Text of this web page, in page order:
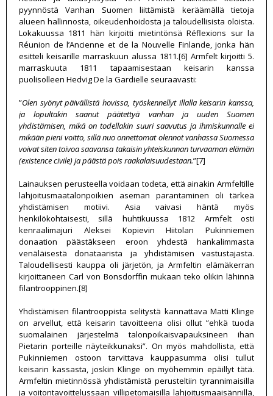
pyynnöstä Vanhan Suomen liittämistä keräämällä tietoja
alueen hallinnosta, oikeudenhoidosta ja taloudellisista oloista.
Lokakuussa 1811 hän kirjoitti mietintönsä Réflexions sur la
Réunion de l’Ancienne et de la Nouvelle Finlande, jonka hän
esitteli keisarille marraskuun alussa 1811.[6] Armfelt kirjoitti 5.
marraskuuta 1811 tapaamisestaan keisarin kanssa
puolisolleen Hedvig De la Gardielle seuraavasti:
”Olen syönyt päivällistä hovissa, työskennellyt illalla keisarin kanssa,
ja lopultakin saanut päätettyä vanhan ja uuden Suomen
yhdistämisen, mikä on todellakin suuri saavutus ja ihmiskunnalle ei
mikään pieni voitto, sillä nuo onnettomat olennot vanhassa Suomessa
voivat siten toivoa saavansa takaisin yhteiskunnan turvaaman elämän
(existence civile) ja päästä pois raakalaisuudestaan.”[7]
Lainauksen perusteella voidaan todeta, että ainakin Armfeltille
lahjoitusmaatalonpoikien aseman parantaminen oli tärkeä
yhdistämisen motiivi. Asia vaivasi häntä myös
henkilökohtaisesti, sillä huhtikuussa 1812 Armfelt osti
kenraalimajuri Aleksei Kopievin Hiitolan Pukinniemen
donaation päästäkseen eroon yhdestä hankalimmasta
venäläisestä donataarista ja yhdistämisen vastustajasta.
Taloudellisesti kauppa oli järjetön, ja Armfeltin elämäkerran
kirjoittaneen Carl von Bonsdorffin mukaan teko olikin lähinnä
filantrooppinen.[8]
Yhdistämisen filantrooppista selitystä kannattava Matti Klinge
on arvellut, että keisarin tavoitteena olisi ollut ”ehkä tuoda
suomalainen järjestelmä talonpoikaisvapauksineen ihan
Pietarin porteille näyteikkunaksi”. On myös mahdollista, että
Pukinniemen ostoon tarvittava kauppasumma olisi tullut
keisarin kassasta, joskin Klinge on myöhemmin epäillyt tätä.
Armfeltin mietinnössä yhdistämistä perusteltiin tyrannimaisilla
ja voitontavoittelussaan villipetomaisilla lahjoitusmaaisännillä,